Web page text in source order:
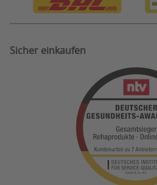
Sicher einkaufen